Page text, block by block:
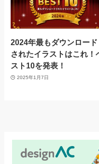
2024年最もダウンロード
されたイラストはこれ！
スト10を発表！
2025年1月7日